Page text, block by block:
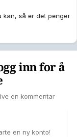
kan, så er det penger
inn for å
en kommentar
en ny konto!